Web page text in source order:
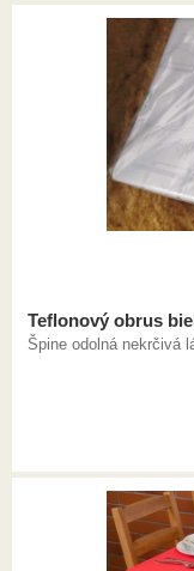
Teflonový obrus
Špine odolná nekrčivá